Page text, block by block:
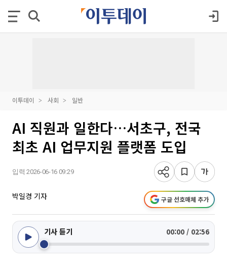
이투데이 사회 일반
AI 직원과 일한다…서초구, 전국
최초 AI 업무지원 플랫폼 도입
입력 2026-06-16 09:29
박일경 기자 구글 선호매체 추가
기사 듣기 00:00 / 02:56